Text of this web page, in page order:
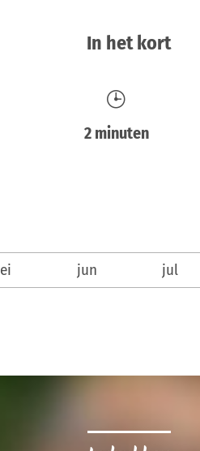
In het kort
2 minuten
jun jul